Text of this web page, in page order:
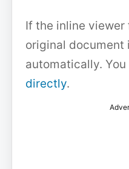
If the inline
original
automatically.
directly.